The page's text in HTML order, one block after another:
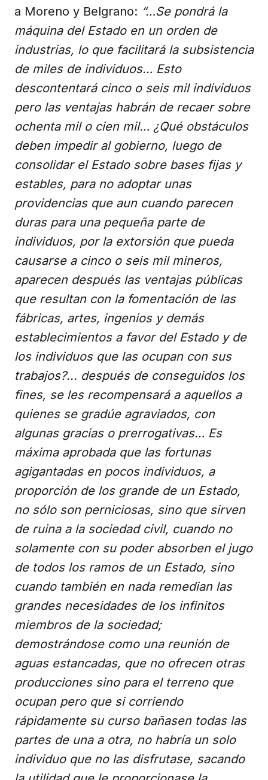
a Moreno y Belgrano: “…Se pondrá la
máquina del Estado en un orden de
industrias, lo que facilitará la subsistencia
de miles de individuos… Esto
descontentará cinco o seis mil individuos
pero las ventajas habrán de recaer sobre
ochenta mil o cien mil… ¿Qué obstáculos
deben impedir al gobierno, luego de
consolidar el Estado sobre bases fijas y
estables, para no adoptar unas
providencias que aun cuando parecen
duras para una pequeña parte de
individuos, por la extorsión que pueda
causarse a cinco o seis mil mineros,
aparecen después las ventajas públicas
que resultan con la fomentación de las
fábricas, artes, ingenios y demás
establecimientos a favor del Estado y de
los individuos que las ocupan con sus
trabajos?... después de conseguidos los
fines, se les recompensará a aquellos a
quienes se gradúe agraviados, con
algunas gracias o prerrogativas… Es
máxima aprobada que las fortunas
agigantadas en pocos individuos, a
proporción de los grande de un Estado,
no sólo son perniciosas, sino que sirven
de ruina a la sociedad civil, cuando no
solamente con su poder absorben el jugo
de todos los ramos de un Estado, sino
cuando también en nada remedian las
grandes necesidades de los infinitos
miembros de la sociedad;
demostrándose como una reunión de
aguas estancadas, que no ofrecen otras
producciones sino para el terreno que
ocupan pero que si corriendo
rápidamente su curso bañasen todas las
partes de una a otra, no habría un solo
individuo que no las disfrutase, sacando